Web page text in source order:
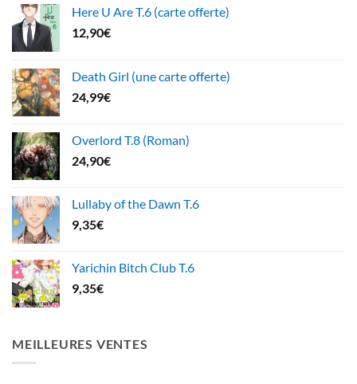
Here U Are T.6 (carte offerte)
12,90€
Death Girl (une carte offerte)
24,99€
Overlord T.8 (Roman)
24,90€
Lullaby of the Dawn T.6
9,35€
Yarichin Bitch Club T.6
9,35€
MEILLEURES VENTES